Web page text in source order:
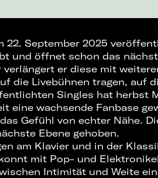
22. September 2025
und öffnet schon das
er diese mit
die Livebühnen tragen, auf
Singles hat herbst
eine wachsende Fanbase
Gefühl von echter Nähe.
Ebene gehoben.
am Klavier und in der
mit Pop- und
Intimität und Weite